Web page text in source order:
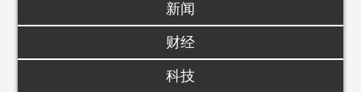
新闻
财经
科技